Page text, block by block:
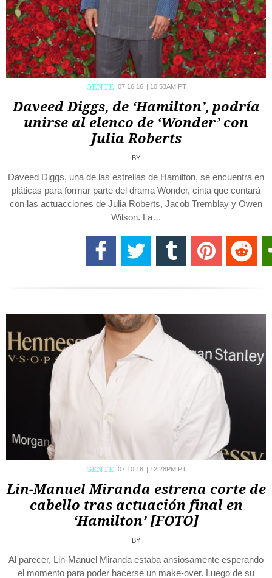
GENTE 07.16.16 10:53AM PT
Daveed Diggs, de ‘Hamilton’, podría
unirse al elenco de ‘Wonder’ con
Julia Roberts
BY
Daveed Diggs, una de las estrellas de Hamilton, se encuentra en
pláticas para formar parte del drama Wonder, cinta que contará
con las actuacciones de Julia Roberts, Jacob Tremblay y Owen
Wilson. La…
GENTE 07.10.16 12:28PM PT
Lin-Manuel Miranda estrena corte de
cabello tras actuación final en
‘Hamilton’ [FOTO]
BY
Al parecer, Lin-Manuel Miranda estaba ansiosamente esperando
el momento para poder hacerse un make-over. Luego de su